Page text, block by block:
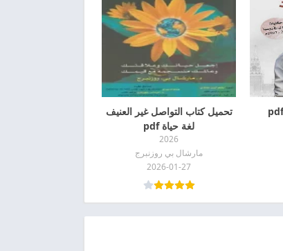
تحميل كتاب التواصل غير العنيف
لغة حياة pdf
2026
مارشال بي روزنبرج
2026-01-27